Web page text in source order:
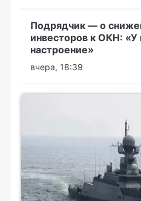
Подрядчик — о
инвесторов к ОКН: «У
настроение»
вчера, 18:39